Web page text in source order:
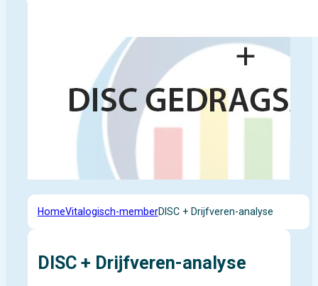
HomeVitalogisch-memberDISC + Drijfveren-analyse
DISC + Drijfveren-analyse